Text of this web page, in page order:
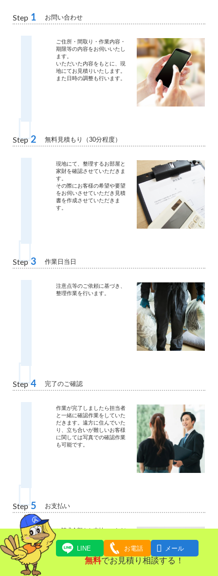
Step 1 お問い合わせ
ご住所・間取り・作業内容・
期限等の内容をお伺いいたし
ます。
いただいた内容をもとに、現
地にてお見積りいたします。
また日時の調整も行います。
Step 2 無料見積もり（30分程度）
現地にて、整理するお部屋と
家財を確認させていただきま
す。
その際にお客様の希望や要望
をお伺いさせていただき見積
書を作成させていただきま
す。
Step 3 作業日当日
注意点等のご依頼に基づき、
整理作業を行います。
Step 4 完了のご確認
作業が完了しましたら担当者
と一緒に確認作業をしていた
だきます。遠方に住んでいた
り、立ち合いが難しいお客様
に関しては写真での確認作業
も可能です。
Step 5 お支払い
ご請求金額をお支払いいただ
LINE お電話  メール
無料でお見積り相談する！